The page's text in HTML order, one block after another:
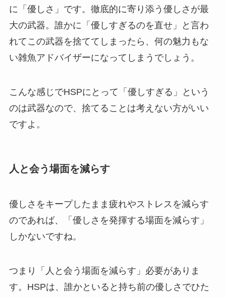
に「優しさ」です。徹底的に寄り添う優しさが最
大の武器。誰かに「優しすぎるのを直せ」と言わ
れてこの武器を捨ててしまったら、何の魅力もな
い雑魚アドバイザーになってしまうでしょう。
こんな感じでHSPにとって「優しすぎる」という
のは武器なので、捨てることは考えない方がいい
ですよ。
人と会う場面を減らす
優しさをキープしたまま疲れやストレスを減らす
のであれば、「優しさを発揮する場面を減らす」
しかないですね。
つまり「人と会う場面を減らす」必要がありま
す。HSPは、誰かといると持ち前の優しさでひた